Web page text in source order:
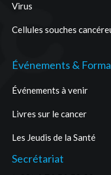
Virus
Cellules souches
Événements &
Événements à venir
Livres sur le cancer
Les Jeudis de la Santé
Secrétariat